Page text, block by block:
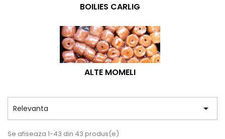
BOILIES CARLIG
ALTE MOMELI
Relevanta 
Se afiseaza 1-43 din 43 produs(e)